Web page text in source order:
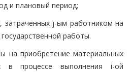
и плановый период;
затраченных j-ым работником на
работы.
на приобретение материальных
в процессе выполнения i-ой